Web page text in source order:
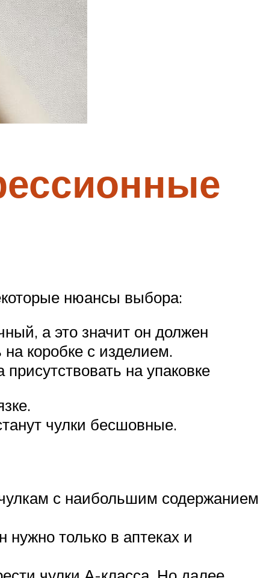
нюансы выбора:
а это значит он должен
коробке с изделием.
на упаковке
чулки бесшовные.
с наибольшим содержанием
только в аптеках и